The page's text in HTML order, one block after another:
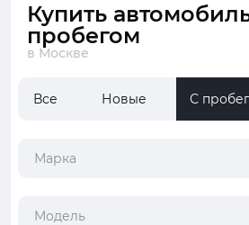
Купить
пробегом
в Москве
Все Новые С
Марка
Модель